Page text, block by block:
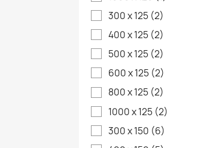
300 x 125 (2)
400 x 125 (2)
500 x 125 (2)
600 x 125 (2)
800 x 125 (2)
1000 x 125 (2)
300 x 150 (6)